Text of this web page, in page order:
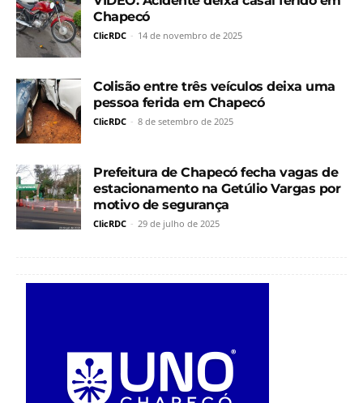
Chapecó
ClicRDC - 14 de novembro de 2025
Colisão entre três veículos deixa uma
pessoa ferida em Chapecó
ClicRDC - 8 de setembro de 2025
Prefeitura de Chapecó fecha vagas de
estacionamento na Getúlio Vargas por
motivo de segurança
ClicRDC - 29 de julho de 2025